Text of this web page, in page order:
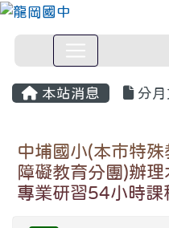
本站消息 分月
中埔國小(本市特
障礙教育分團)辦
專業研習54小時課